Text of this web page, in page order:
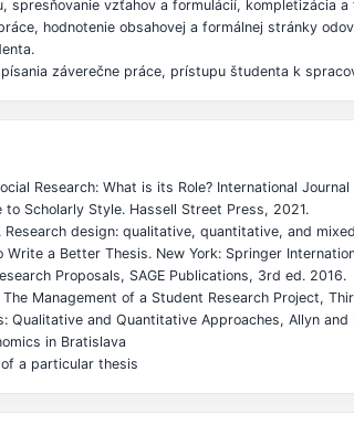
spresňovanie vzťahov a formulácií, kompletizácia
hodnotenie obsahovej a formálnej stránky
záverečne práce, prístupu študenta k
Research: What is its Role? International
to Scholarly Style. Hassell Street Press, 2021.
Research design: qualitative, quantitative, and
Write a Better Thesis. New York: Springer
Proposals, SAGE Publications, 3rd ed. 2016.
The Management of a Student Research Project,
Qualitative and Quantitative Approaches, Allyn and
in Bratislava
a particular thesis